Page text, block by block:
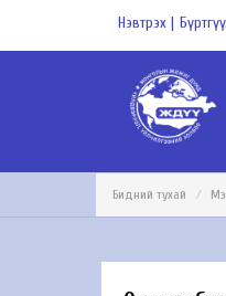
Нэвтрэх |
Бидний тухай